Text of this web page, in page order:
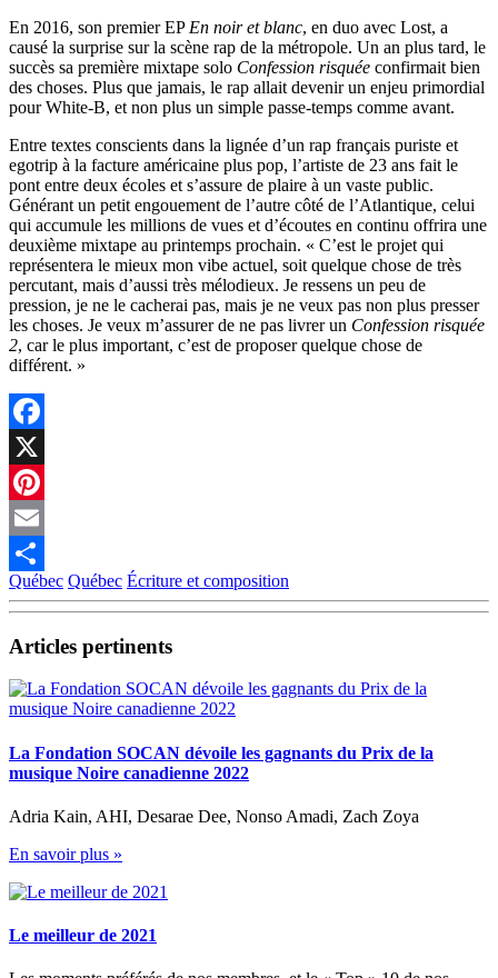
En 2016, son premier EP En noir et blanc, en duo avec Lost, a
causé la surprise sur la scène rap de la métropole. Un an plus tard, le
succès sa première mixtape solo Confession risquée confirmait bien
des choses. Plus que jamais, le rap allait devenir un enjeu primordial
pour White-B, et non plus un simple passe-temps comme avant.
Entre textes conscients dans la lignée d’un rap français puriste et
egotrip à la facture américaine plus pop, l’artiste de 23 ans fait le
pont entre deux écoles et s’assure de plaire à un vaste public.
Générant un petit engouement de l’autre côté de l’Atlantique, celui
qui accumule les millions de vues et d’écoutes en continu offrira une
deuxième mixtape au printemps prochain. « C’est le projet qui
représentera le mieux mon vibe actuel, soit quelque chose de très
percutant, mais d’aussi très mélodieux. Je ressens un peu de
pression, je ne le cacherai pas, mais je ne veux pas non plus presser
les choses. Je veux m’assurer de ne pas livrer un Confession risquée
2, car le plus important, c’est de proposer quelque chose de
différent. »
Facebook
X
Pinterest
Email
Partager
Québec Québec Écriture et composition
Articles pertinents
La Fondation SOCAN dévoile les gagnants du Prix de la
musique Noire canadienne 2022
Adria Kain, AHI, Desarae Dee, Nonso Amadi, Zach Zoya
En savoir plus »
Le meilleur de 2021